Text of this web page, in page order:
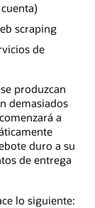
scraping
de
produzcan
demasiados
a
duro a su
de entrega
lo siguiente: